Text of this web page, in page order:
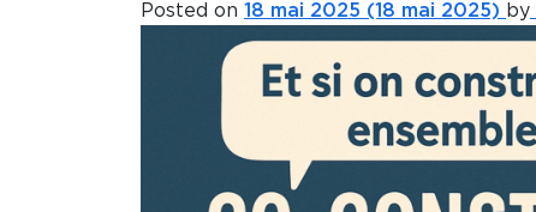
Posted on 18 mai 2025 (18 mai 2025) by